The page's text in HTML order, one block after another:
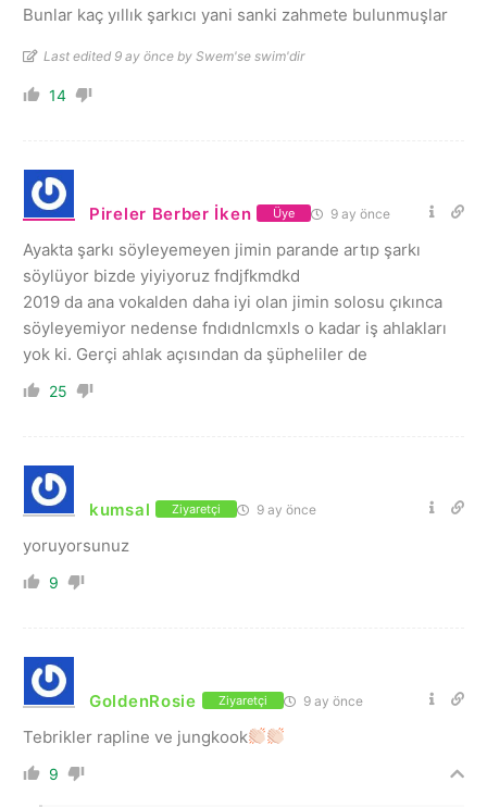
Bunlar kaç yıllık şarkıcı yani sanki zahmete bulunmuşlar
Last edited 9 ay önce by Swem'se swim'dir
14
Pireler Berber İken Üye 9 ay önce
Ayakta şarkı söyleyemeyen jimin parande artıp şarkı
söylüyor bizde yiyiyoruz fndjfkmdkd
2019 da ana vokalden daha iyi olan jimin solosu çıkınca
söyleyemiyor nedense fndıdnlcmxls o kadar iş ahlakları
yok ki. Gerçi ahlak açısından da şüpheliler de
25
kumsal Ziyaretçi 9 ay önce
yoruyorsunuz
9
GoldenRosie Ziyaretçi 9 ay önce
Tebrikler rapline ve jungkook
9